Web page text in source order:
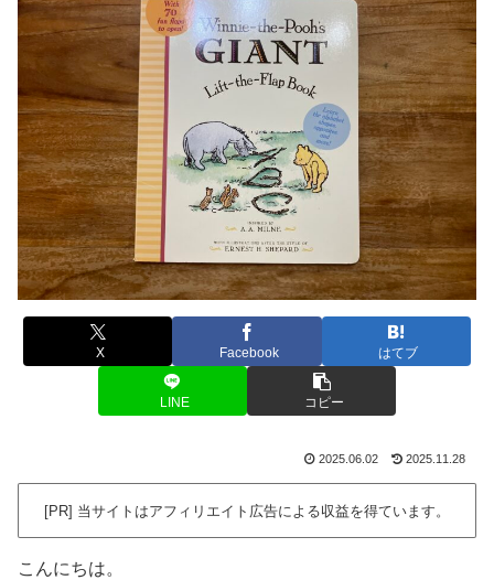
X Facebook はてブ
LINE コピー
2025.06.02 2025.11.28
[PR] 当サイトはアフィリエイト広告による収益を得ています。
こんにちは。